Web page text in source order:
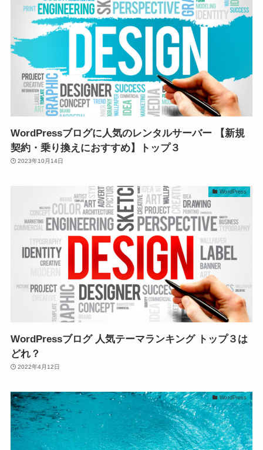
WordPressブログに人気のレンタルサーバー 【新規
契約・乗り換えにおすすめ】トップ３
2023年10月14日
WordPress
WordPressブログ 人気テーマランキング トップ３は
どれ？
2022年4月12日
WordPress